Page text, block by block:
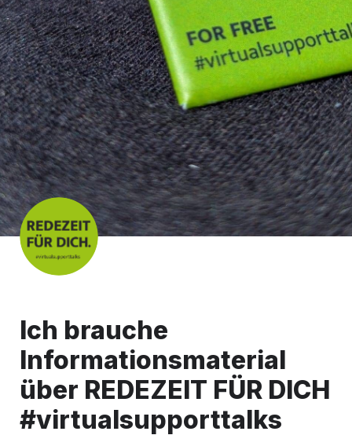
Ich brauche
Informationsmaterial
über REDEZEIT FÜR DICH
#virtualsupporttalks